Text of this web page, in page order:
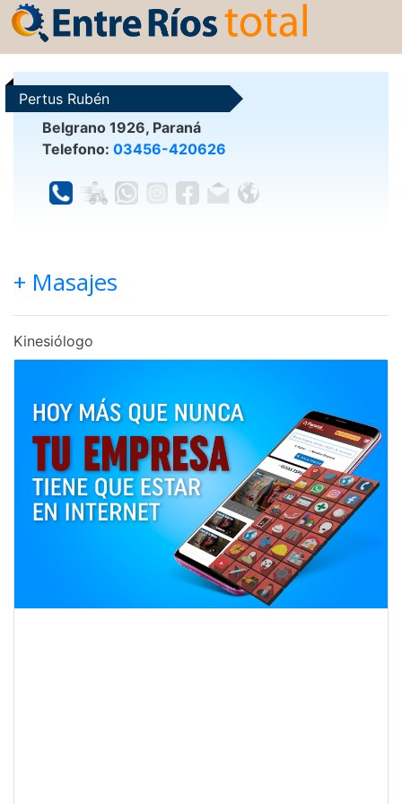
Pertus Rubén
Belgrano 1926, Paraná
Telefono: 03456-420626
+ Masajes
Kinesiólogo